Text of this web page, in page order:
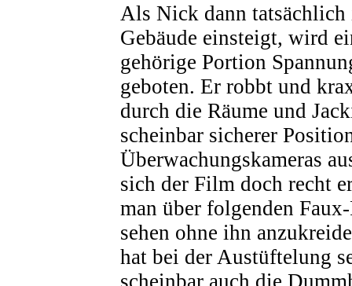
Als Nick dann tatsächlich
Gebäude einsteigt, wird
gehörige Portion
geboten. Er robbt und
durch die Räume und
scheinbar sicherer
Überwachungskameras
sich der Film doch recht
man über folgenden
sehen ohne ihn
hat bei der Austüftelung
scheinbar auch die